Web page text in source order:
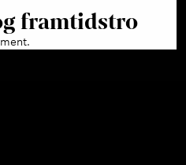
framtidstro